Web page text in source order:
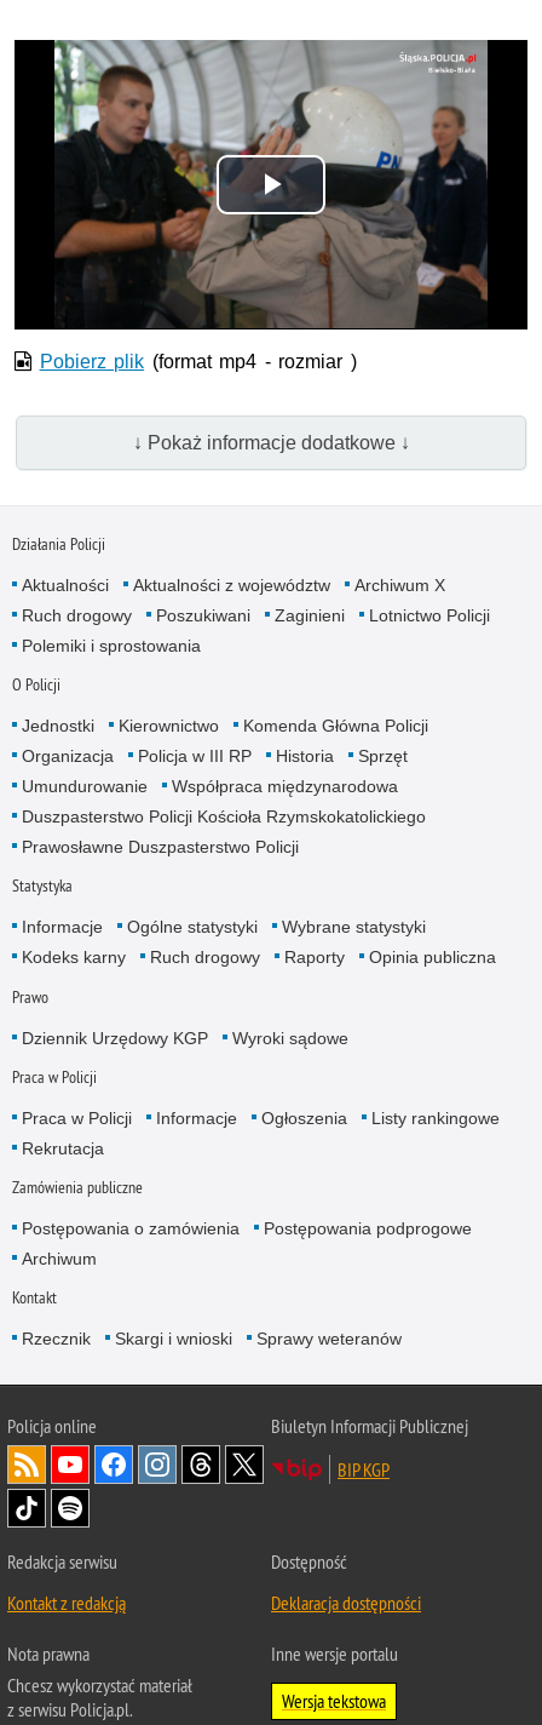
Opis filmu: Bielscy policjanci na „Senioraliach
Odtwórz
wideo
Pobierz plik (format mp4 - rozmiar )
↓ Pokaż informacje dodatkowe ↓
Działania Policji
Aktualności Aktualności z województw
Archiwum X
Ruch drogowy
Poszukiwani Zaginieni
Lotnictwo Policji
Polemiki i sprostowania
O Policji
Jednostki Kierownictwo
Komenda Główna Policji
Organizacja
Policja w III RP Historia
Sprzęt
Umundurowanie
Współpraca międzynarodowa
Duszpasterstwo Policji Kościoła Rzymskokatolickiego
Prawosławne Duszpasterstwo Policji
Statystyka
Informacje Ogólne statystyki
Wybrane statystyki
Kodeks karny
Ruch drogowy Raporty Opinia publiczna
Prawo
Dziennik Urzędowy KGP Wyroki sądowe
Praca w Policji
Praca w Policji Informacje Ogłoszenia
Listy rankingowe
Rekrutacja
Zamówienia publiczne
Postępowania o zamówienia
Postępowania podprogowe
Archiwum
Kontakt
Rzecznik Skargi i wnioski Sprawy weteranów
Policjaonline
Biuletyn Informacji Publicznej
BIP KGP
Redakcja serwisu
Kontakt z redakcją
Dostępność
Deklaracja dostępności
Nota prawna
Chcesz wykorzystać materiał
z serwisu Policja.pl.
Inne wersje portalu
Wersja tekstowa